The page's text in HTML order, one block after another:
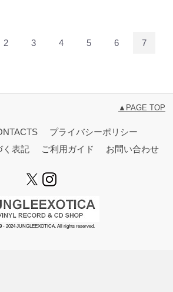
2 3 4 5 6 7
▲PAGE TOP
プライバシーポリシー
く表記
ご利用ガイド お問い合わせ
- 2024 JUNGLEEXOTICA. All rights reserved.